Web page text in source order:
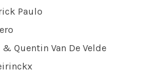
Paulo
Quentin Van De Velde